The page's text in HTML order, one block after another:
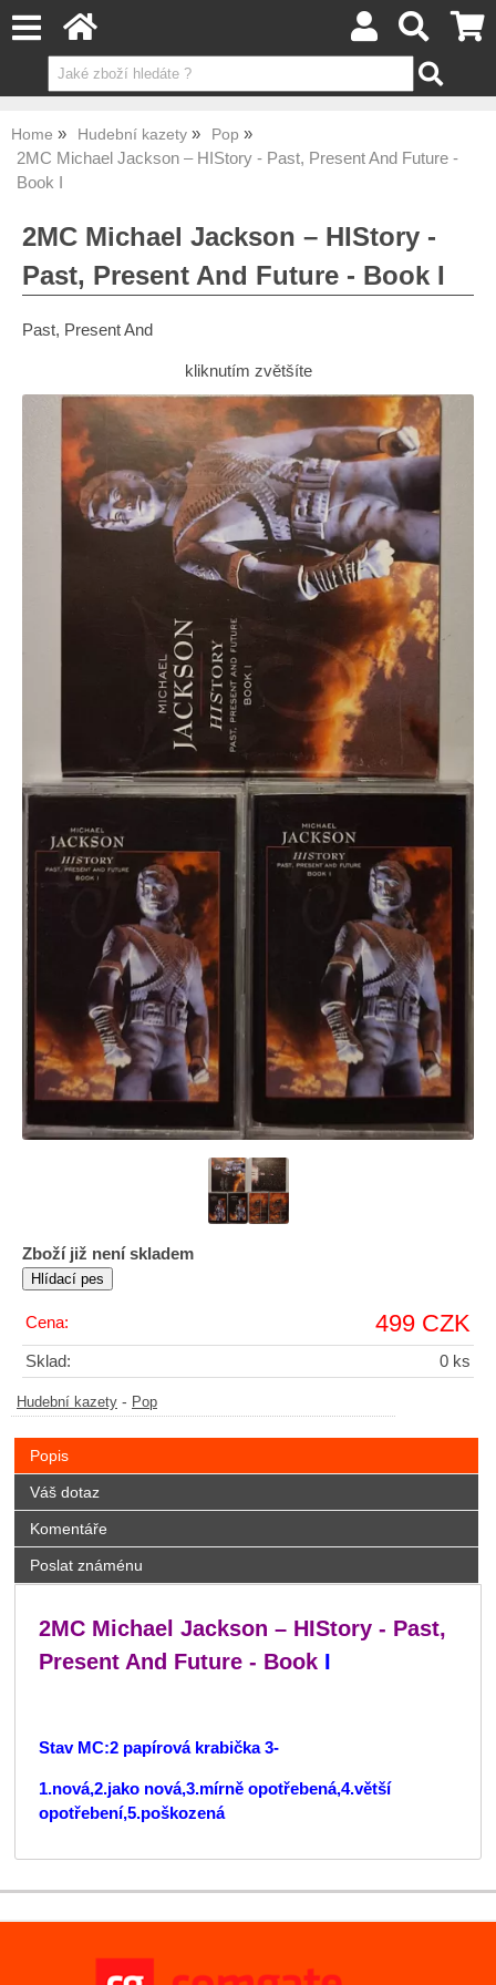
Home Hudební kazety Pop
2MC Michael Jackson – HIStory - Past, Present And Future -
Book I
2MC Michael Jackson – HIStory -
Past, Present And Future - Book I
Past, Present And
kliknutím zvětšíte
Zboží již není skladem
Cena: 499 CZK
Sklad: 0 ks
Hudební kazety - Pop
Popis
Váš dotaz
Komentáře
Poslat známénu
2MC Michael Jackson – HIStory - Past,
Present And Future - Book I
Stav MC:2 papírová krabička 3-
1.nová,2.jako nová,3.mírně opotřebená,4.větší
opotřebení,5.poškozená